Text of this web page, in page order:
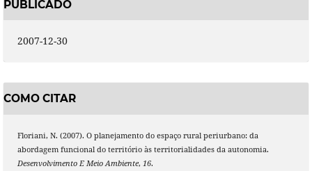
PUBLICADO
2007-12-30
COMO CITAR
Floriani, N. (2007). O planejamento do espaço rural periurbano: da
abordagem funcional do território às territorialidades da autonomia.
Desenvolvimento E Meio Ambiente, 16.